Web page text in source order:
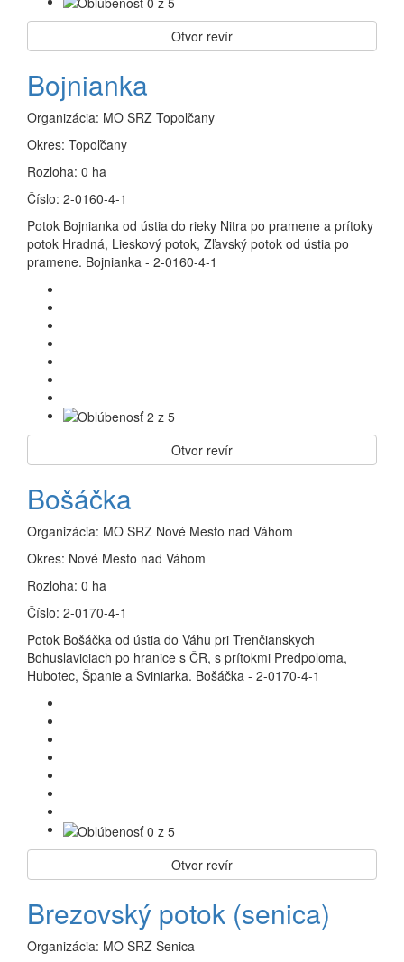
Otvor revír
Bojnianka
Organizácia: MO SRZ Topoľčany
Okres: Topoľčany
Rozloha: 0 ha
Číslo: 2-0160-4-1
Potok Bojnianka od ústia do rieky Nitra po pramene a prítoky
potok Hradná, Lieskový potok, Zľavský potok od ústia po
pramene. Bojnianka - 2-0160-4-1
Otvor revír
Bošáčka
Organizácia: MO SRZ Nové Mesto nad Váhom
Okres: Nové Mesto nad Váhom
Rozloha: 0 ha
Číslo: 2-0170-4-1
Potok Bošáčka od ústia do Váhu pri Trenčianskych
Bohuslaviciach po hranice s ČR, s prítokmi Predpoloma,
Hubotec, Španie a Sviniarka. Bošáčka - 2-0170-4-1
Otvor revír
Brezovský potok (senica)
Organizácia: MO SRZ Senica